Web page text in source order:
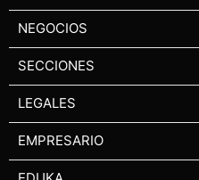
NEGOCIOS
SECCIONES
LEGALES
EMPRESARIO